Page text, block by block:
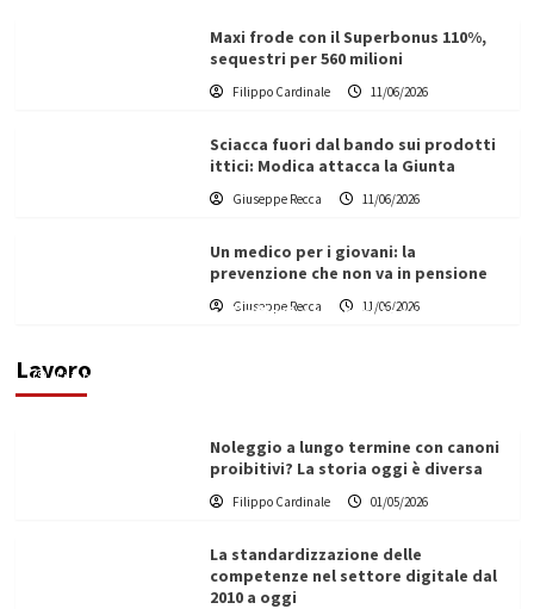
Maxi frode con il Superbonus 110%,
sequestri per 560 milioni
Filippo Cardinale 11/06/2026
Sciacca fuori dal bando sui prodotti
ittici: Modica attacca la Giunta
Giuseppe Recca 11/06/2026
Un medico per i giovani: la
prevenzione che non va in pensione
Giuseppe Recca 11/06/2026
Lavoro
Vino in Italia: il giro d’affari contribuisce
Filippo Cardinale
Noleggio a lungo termine con canoni
proibitivi? La storia oggi è diversa
Filippo Cardinale 01/05/2026
La standardizzazione delle
competenze nel settore digitale dal
2010 a oggi